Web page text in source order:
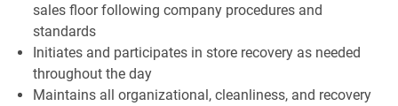
sales floor following company procedures and
standards
Initiates and participates in store recovery as needed
throughout the day
Maintains all organizational, cleanliness, and recovery